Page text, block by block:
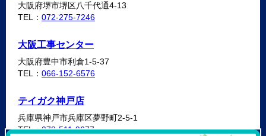
大阪府堺市堺区八千代通4-13
TEL： 072-275-7246
大阪工事センター
大阪府豊中市利倉1-5-37
TEL： 066-152-6576
テイガク神戸店
兵庫県神戸市兵庫区夢野町2-5-1
TEL：078-511-9677